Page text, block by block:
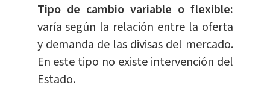
Tipo de cambio variable o flexible:
varía según la relación entre la oferta
y demanda de las divisas del mercado.
En este tipo no existe intervención del
Estado.